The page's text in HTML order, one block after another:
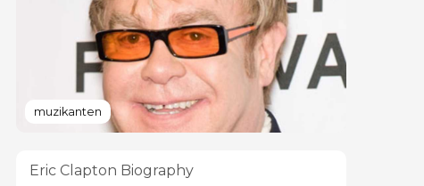
muzikanten
Eric Clapton Biography